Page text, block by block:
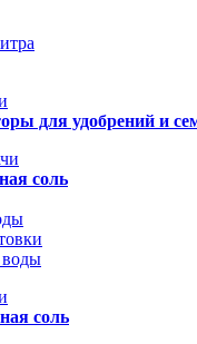
для удобрений и
соль
воды
соль